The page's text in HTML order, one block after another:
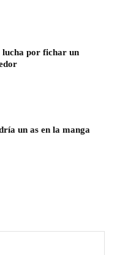
por fichar un
un as en la manga